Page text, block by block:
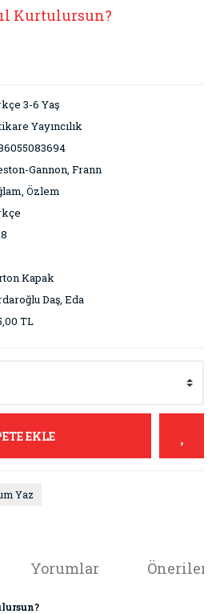
Kurtulursun?
3-6 Yaş
Yayıncılık
Gannon, Frann
Özlem
Kapak
Daş, Eda
TL
EKLE
Yaz
Yorumlar